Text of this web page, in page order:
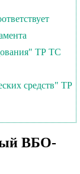
ТР ТС
средств" ТР
ВБО-